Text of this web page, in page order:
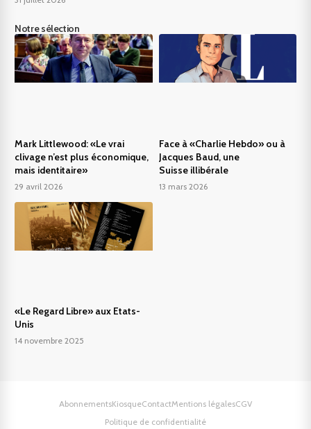
Notre sélection
Mark Littlewood: «Le vrai
clivage n’est plus économique,
mais identitaire»
29 avril 2026
Face à «Charlie Hebdo» ou à
Jacques Baud, une
Suisse illibérale
13 mars 2026
«Le Regard Libre» aux Etats-
Unis
14 novembre 2025
AbonnementsKiosqueContactMentions légalesCGV
Politique de confidentialité